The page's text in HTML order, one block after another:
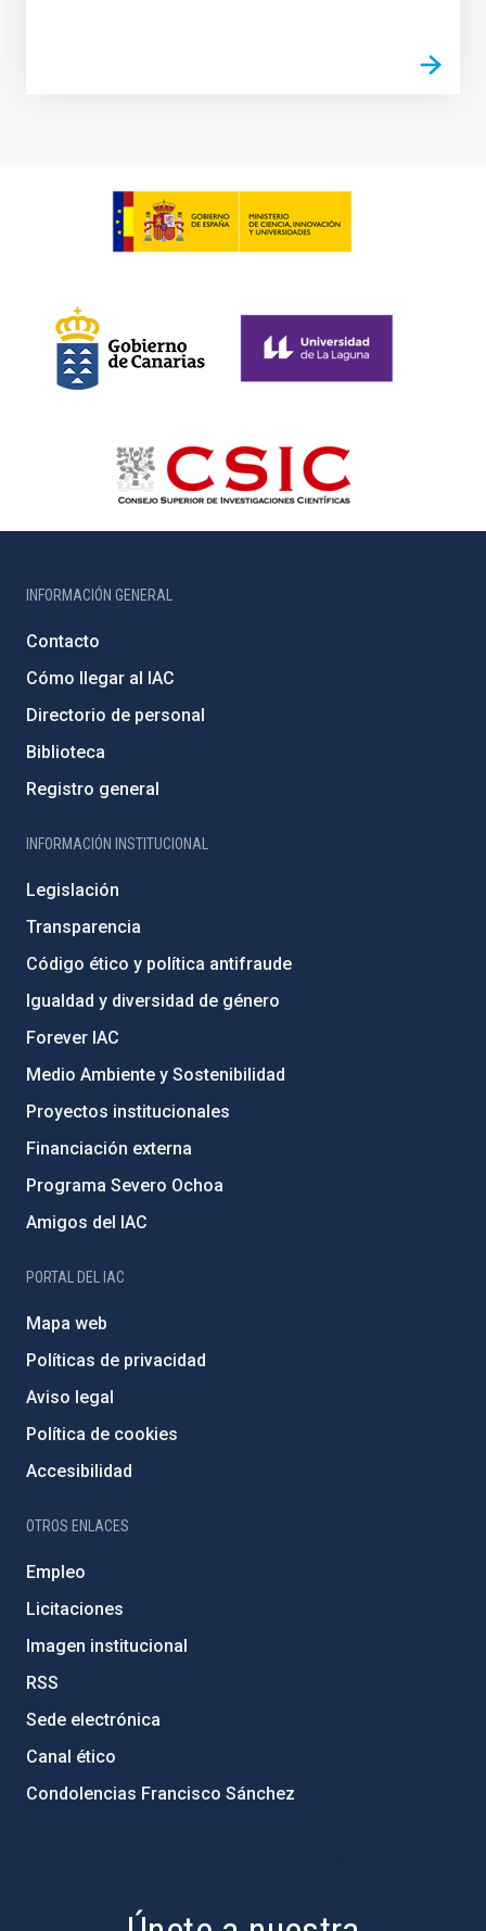
INFORMACIÓN GENERAL
Contacto
Cómo llegar al IAC
Directorio de personal
Biblioteca
Registro general
INFORMACIÓN INSTITUCIONAL
Legislación
Transparencia
Código ético y política antifraude
Igualdad y diversidad de género
Forever IAC
Medio Ambiente y Sostenibilidad
Proyectos institucionales
Financiación externa
Programa Severo Ochoa
Amigos del IAC
PORTAL DEL IAC
Mapa web
Políticas de privacidad
Aviso legal
Política de cookies
Accesibilidad
OTROS ENLACES
Empleo
Licitaciones
Imagen institucional
RSS
Sede electrónica
Canal ético
Condolencias Francisco Sánchez